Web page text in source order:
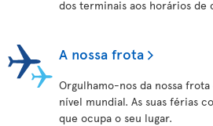
dos terminais aos horários
A nossa frota
Orgulhamo-nos da nossa
nível mundial. As suas férias
que ocupa o seu lugar.